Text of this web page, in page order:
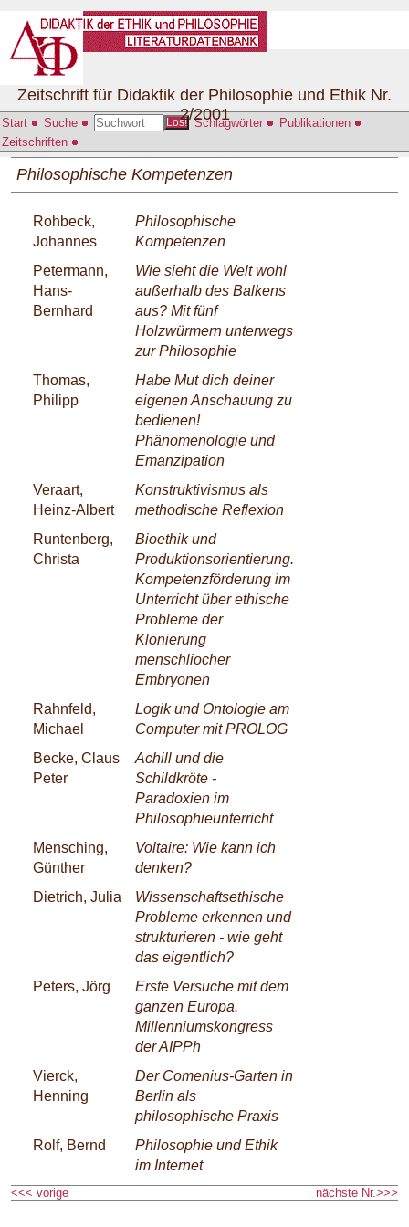
Start Suche Los! Schlagwörter
Publikationen
Zeitschriften
Zeitschrift für Didaktik der Philosophie und Ethik Nr.
2/2001
Philosophische Kompetenzen
Rohbeck,
Johannes
Philosophische
Kompetenzen
Petermann,
Hans-
Bernhard
Wie sieht die Welt wohl
außerhalb des Balkens
aus? Mit fünf
Holzwürmern unterwegs
zur Philosophie
Thomas,
Philipp
Habe Mut dich deiner
eigenen Anschauung zu
bedienen!
Phänomenologie und
Emanzipation
Veraart,
Heinz-Albert
Konstruktivismus als
methodische Reflexion
Runtenberg,
Christa
Bioethik und
Produktionsorientierung.
Kompetenzförderung im
Unterricht über ethische
Probleme der
Klonierung
menschliocher
Embryonen
Rahnfeld,
Michael
Logik und Ontologie am
Computer mit PROLOG
Becke, Claus
Peter
Achill und die
Schildkröte -
Paradoxien im
Philosophieunterricht
Mensching,
Günther
Voltaire: Wie kann ich
denken?
Dietrich, Julia
Wissenschaftsethische
Probleme erkennen und
strukturieren - wie geht
das eigentlich?
Peters, Jörg
Erste Versuche mit dem
ganzen Europa.
Millenniumskongress
der AIPPh
Vierck,
Henning
Der Comenius-Garten in
Berlin als
philosophische Praxis
Rolf, Bernd
Philosophie und Ethik
im Internet
<<< vorige nächste Nr.>>>